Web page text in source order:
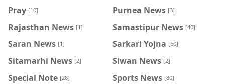
Pray [10] Purnea News [3]
Rajasthan News [1] Samastipur News [40]
Saran News [1] Sarkari Yojna [60]
Sitamarhi News [2] Siwan News [2]
Special Note [28] Sports News [80]